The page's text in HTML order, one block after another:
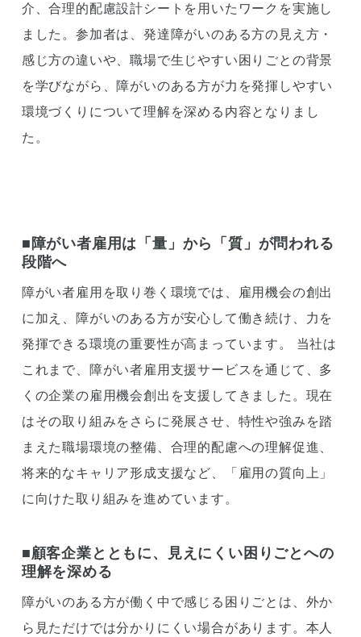
介、合理的配慮設計シートを用いたワークを実施し
ました。参加者は、発達障がいのある方の見え方・
感じ方の違いや、職場で生じやすい困りごとの背景
を学びながら、障がいのある方が力を発揮しやすい
環境づくりについて理解を深める内容となりまし
た。
■障がい者雇用は「量」から「質」が問われる
段階へ
障がい者雇用を取り巻く環境では、雇用機会の創出
に加え、障がいのある方が安心して働き続け、力を
発揮できる環境の重要性が高まっています。 当社は
これまで、障がい者雇用支援サービスを通じて、多
くの企業の雇用機会創出を支援してきました。現在
はその取り組みをさらに発展させ、特性や強みを踏
まえた職場環境の整備、合理的配慮への理解促進、
将来的なキャリア形成支援など、「雇用の質向上」
に向けた取り組みを進めています。
■顧客企業とともに、見えにくい困りごとへの
理解を深める
障がいのある方が働く中で感じる困りごとは、外か
ら見ただけでは分かりにくい場合があります。本人